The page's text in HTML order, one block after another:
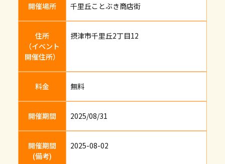
開催場所 千里丘ことぶき商店街
住所
（イベント
開催住所）
摂津市千里丘2丁目12
料金 無料
開催期間 2025/08/31
開催期間
(備考)
2025-08-02